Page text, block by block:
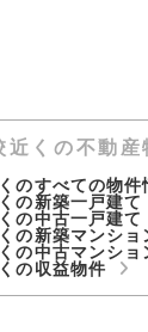
近くの不動産
のすべての物件
の新築一戸建て
の中古一戸建て
の新築マンショ
の中古マンショ
の収益物件